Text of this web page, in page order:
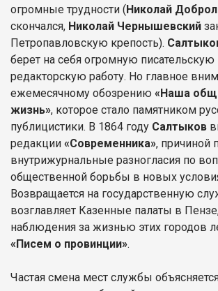
огромные трудности (Николай
скончался, Николай Чернышевский
Петропавловскую крепость).
берет на себя огромную писательскую
редакторскую работу. Но главное
ежемесячному обозрению «Наша
жизнь», которое стало памятником
публицистики. В 1864 году Салтыков
редакции «Современника», причиной
внутрижурнальные разногласия по
общественной борьбы в новых
Возвращается на государственную
возглавляет Казенные палаты в
наблюдения за жизнью этих городов
«Писем о провинции».
Частая смена мест службы